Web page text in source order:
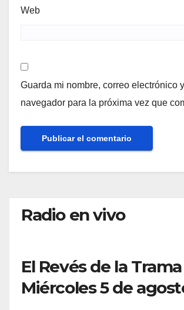
Web
Guarda mi nombre, correo electrónico
navegador para la próxima vez que
Radio en vivo
El Revés de la Trama
Miércoles 5 de